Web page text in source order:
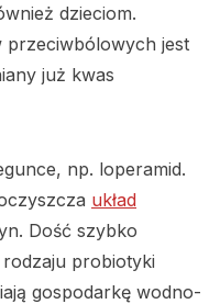
dzieciom.
jest
już kwas
np. loperamid.
układ
Dość szybko
probiotyki
gospodarkę wodno-